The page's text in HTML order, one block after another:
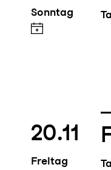
Sonntag
20.11
Freitag